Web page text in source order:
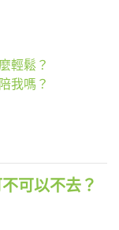
輕鬆？
我嗎？
可以不去？